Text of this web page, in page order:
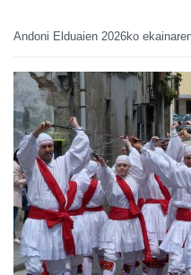
Andoni Elduaien 2026ko